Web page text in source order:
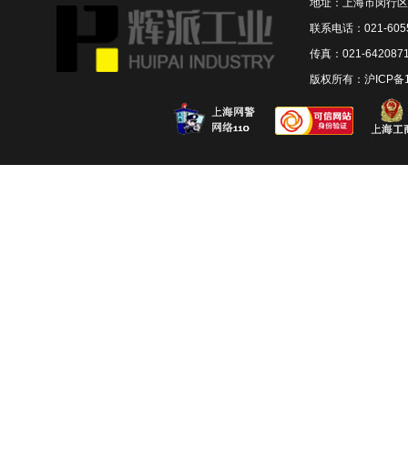
地址：上海市闵行
联系电话：021-
传真：021-
版权所有： 沪ICP备